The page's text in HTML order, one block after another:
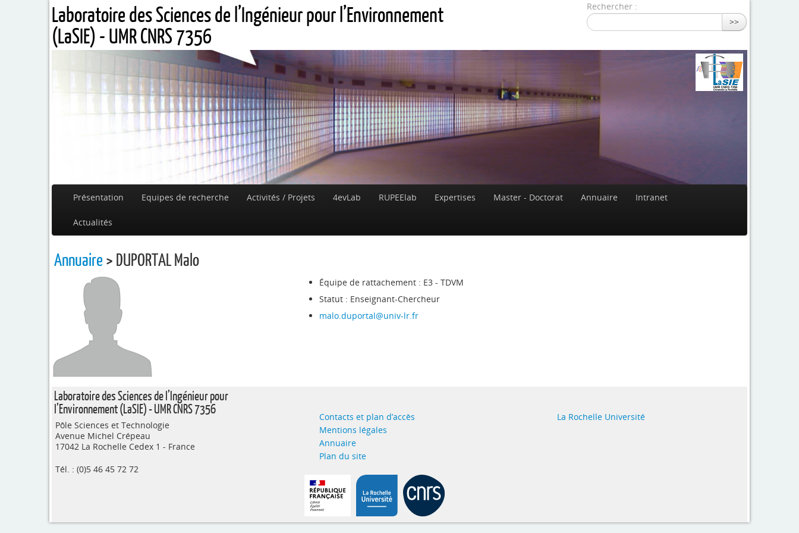
Laboratoire des Sciences de l’Ingénieur pour l’Environnement
(LaSIE) - UMR CNRS 7356
Rechercher :
>>
Présentation Equipes de recherche Activités / Projets 4evLab RUPEElab Expertises Master - Doctorat Annuaire Intranet
Actualités
Annuaire > DUPORTAL Malo
Équipe de rattachement : E3 - TDVM
Statut : Enseignant-Chercheur
malo.duportal@univ-lr.fr
Laboratoire des Sciences de l’Ingénieur pour
l’Environnement (LaSIE) - UMR CNRS 7356
Pôle Sciences et Technologie
Avenue Michel Crépeau
17042 La Rochelle Cedex 1 - France
Tél. : (0)5 46 45 72 72
Contacts et plan d’accès
Mentions légales
Annuaire
Plan du site
La Rochelle Université